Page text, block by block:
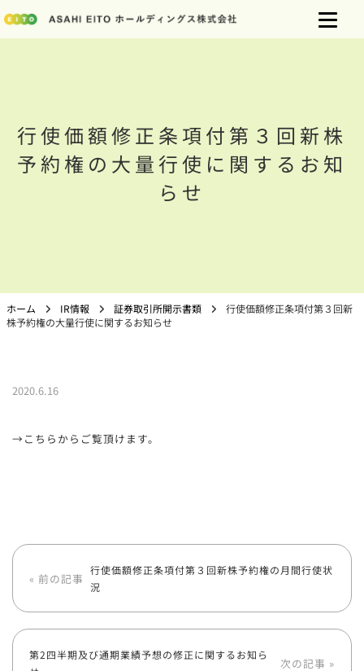
行使価額修正条項付第３回新株
予約権の大量行使に関するお知
らせ
ホーム IR情報 証券取引所開示書類
行使価額修正条項付第３回新
株予約権の大量行使に関するお知らせ
2020.6.16
→こちらからご覧頂けます。
« 前の記事
行使価額修正条項付第３回新株予約権の月間行使状
況
第2四半期及び通期業績予想の修正に関するお知ら
次の記事 »